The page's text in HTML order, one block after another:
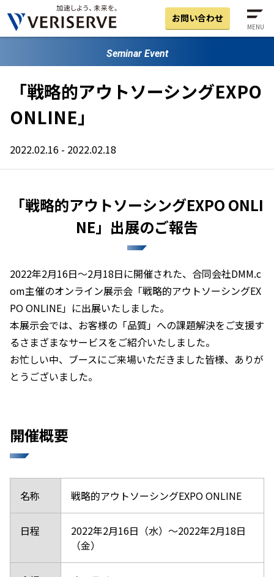
お問い合わせ
MENU
Seminar Event
「戦略的アウトソーシングEXPO
ONLINE」
2022.02.16 - 2022.02.18
「戦略的アウトソーシングEXPO ONLI
NE」出展のご報告
2022年2月16日～2月18日に開催された、合同会社DMM.c
om主催のオンライン展示会「戦略的アウトソーシングEX
PO ONLINE」に出展いたしました。
本展示会では、お客様の「品質」への課題解決をご支援す
るさまざまなサービスをご紹介いたしました。
お忙しい中、ブースにご来場いただきました皆様、ありが
とうございました。
開催概要
名称 戦略的アウトソーシングEXPO ONLINE
日程
2022年2月16日（水）～2022年2月18日
（金）